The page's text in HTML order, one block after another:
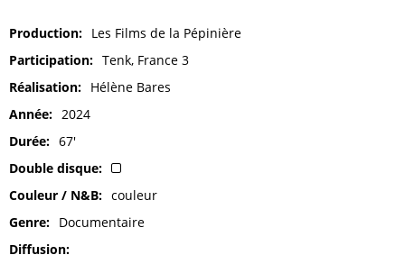
Production
Les Films de la Pépinière
Participation
Tenk, France 3
Réalisation
Hélène Bares
Année
2024
Durée
67'
Double disque
Couleur / N&B
couleur
Genre
Documentaire
Diffusion